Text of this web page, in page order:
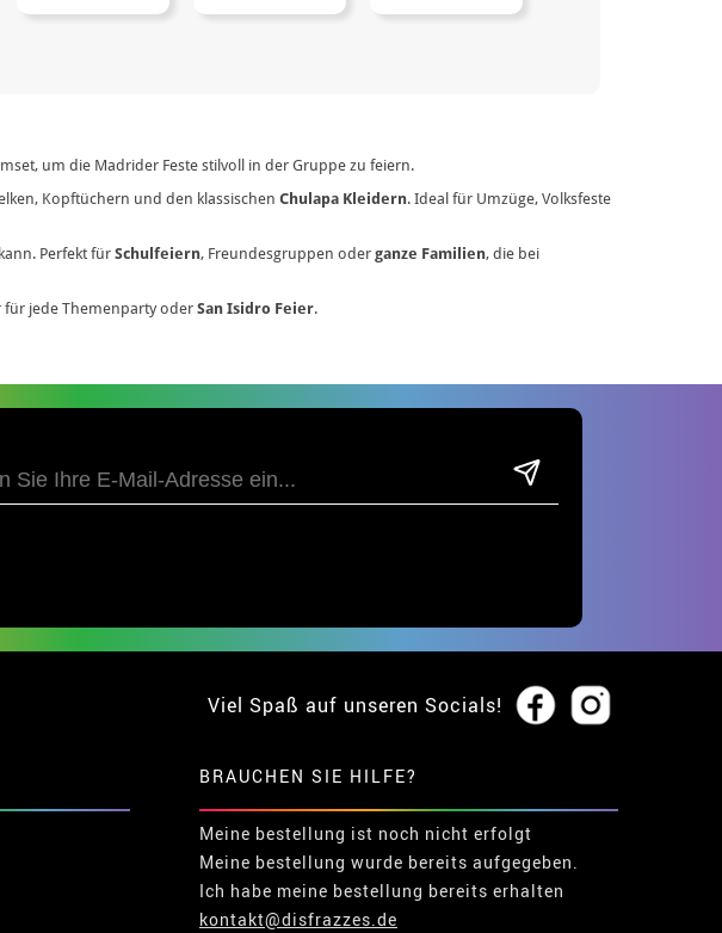
um die Madrider Feste stilvoll in der Gruppe zu feiern.
Kopftüchern und den klassischen Chulapa Kleidern. Ideal für Umzüge, Volksfeste
Perfekt für Schulfeiern, Freundesgruppen oder ganze Familien, die bei
für jede Themenparty oder San Isidro Feier.
Viel Spaß auf unseren Socials!
BRAUCHEN SIE HILFE?
Meine bestellung ist noch nicht erfolgt
Meine bestellung wurde bereits aufgegeben.
Ich habe meine bestellung bereits erhalten
kontakt@disfrazzes.de